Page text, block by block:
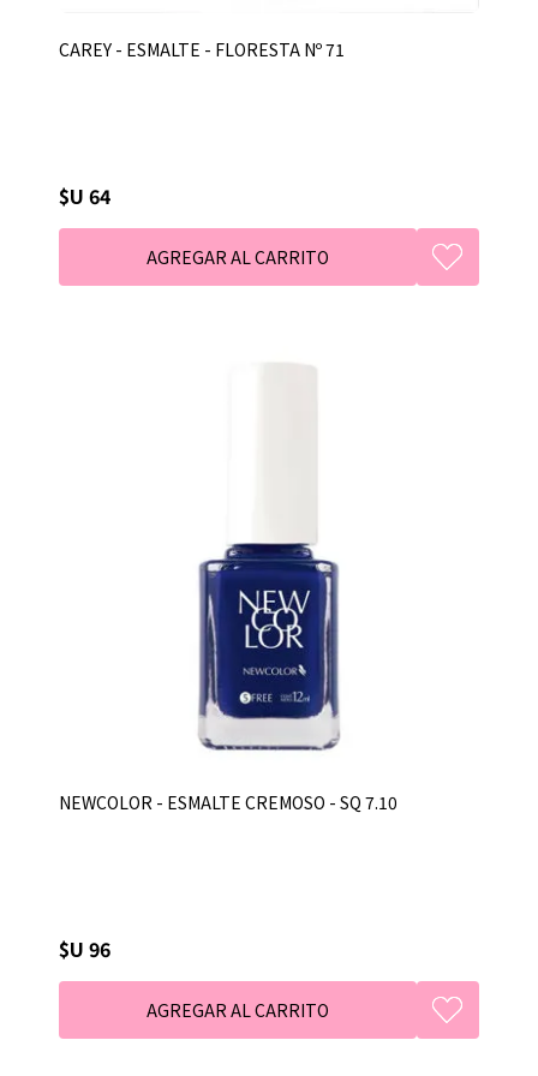
CAREY - ESMALTE - FLORESTA Nº 71
$U 64
NEWCOLOR - ESMALTE CREMOSO - SQ 7.10
$U 96